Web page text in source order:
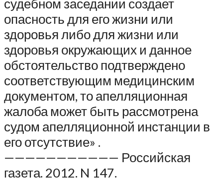
судебном заседании создает
опасность для его жизни или
здоровья либо для жизни или
здоровья окружающих и данное
обстоятельство подтверждено
соответствующим медицинским
документом, то апелляционная
жалоба может быть рассмотрена
судом апелляционной инстанции в
его отсутствие» .
——————————— Российская
газета. 2012. N 147.